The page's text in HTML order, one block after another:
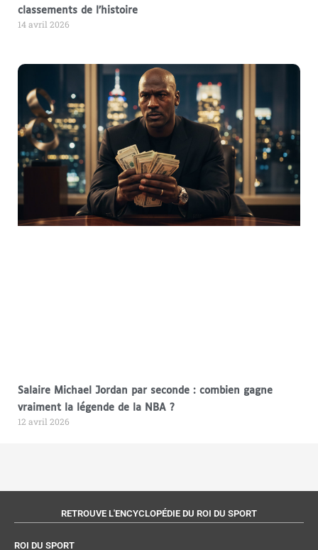
classements de l’histoire
14 avril 2026
Salaire Michael Jordan par seconde : combien gagne
vraiment la légende de la NBA ?
12 avril 2026
RETROUVE L'ENCYCLOPÉDIE DU ROI DU SPORT
ROI DU SPORT